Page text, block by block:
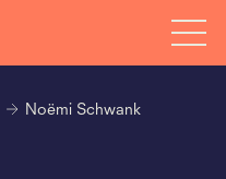
Noëmi Schwank